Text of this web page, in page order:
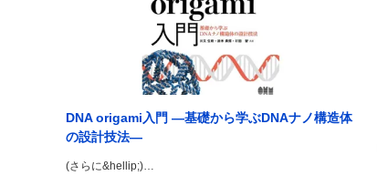
DNA origami入門 ―基礎から学ぶDNAナノ構造体
の設計技法―
(さらに&hellip;)…